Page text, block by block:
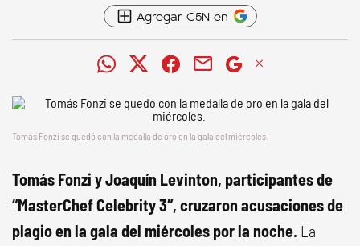
Agregar C5N en
Tomás Fonzi se quedó con la medalla de oro en la gala del miércoles.
Tomás Fonzi y Joaquín Levinton, participantes de
“MasterChef Celebrity 3″, cruzaron acusaciones de
plagio en la gala del miércoles por la noche. La